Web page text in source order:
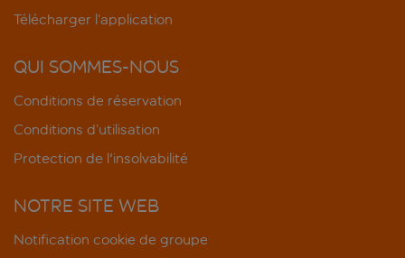
Télécharger l’application
QUI SOMMES-NOUS
Conditions de réservation
Conditions d’utilisation
Protection de l'insolvabilité
NOTRE SITE WEB
Notification cookie de groupe